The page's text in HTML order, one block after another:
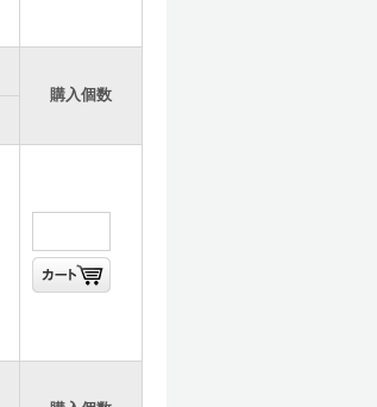
購入個数